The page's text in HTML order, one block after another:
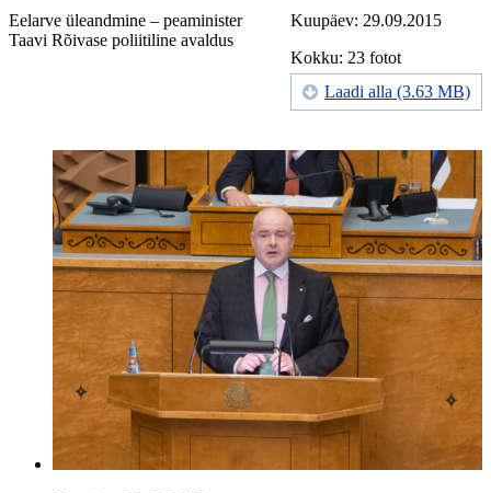
Kuupäev: 29.09.2015
Kokku: 23 fotot
Laadi alla (3.63 MB)
Eelarve üleandmine – peaminister
Taavi Rõivase poliitiline avaldus